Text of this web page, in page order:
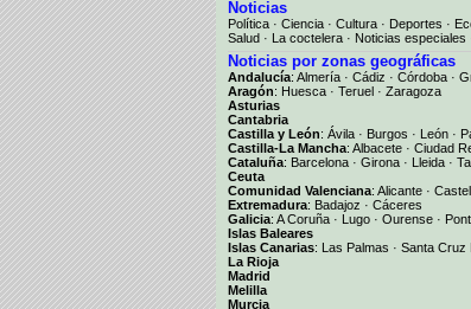
Noticias
Política · Ciencia · Cultura · Deportes ·
Salud · La coctelera · Noticias especiales
Noticias por zonas geográficas
Andalucía: Almería · Cádiz · Córdoba ·
Aragón: Huesca · Teruel · Zaragoza
Asturias
Cantabria
Castilla y León: Ávila · Burgos · León ·
Castilla-La Mancha: Albacete · Ciudad
Cataluña: Barcelona · Girona · Lleida ·
Ceuta
Comunidad Valenciana: Alicante ·
Extremadura: Badajoz · Cáceres
Galicia: A Coruña · Lugo · Ourense ·
Islas Baleares
Islas Canarias: Las Palmas · Santa Cruz
La Rioja
Madrid
Melilla
Murcia